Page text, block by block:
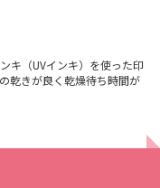
キ（UVインキ）を使った印
乾きが良く乾燥待ち時間が